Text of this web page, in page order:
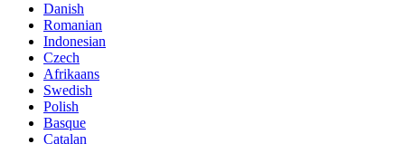
Danish
Romanian
Indonesian
Czech
Afrikaans
Swedish
Polish
Basque
Catalan